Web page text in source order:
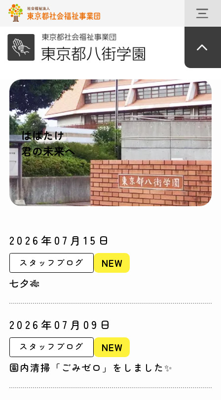
はばたけ
君の未来へ
2026年07月15日
スタッフブログ
NEW
七夕🎋
2026年07月09日
スタッフブログ
NEW
園内清掃「ごみゼロ」をしました✨